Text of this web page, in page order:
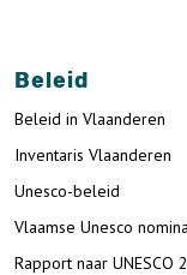
Beleid
Beleid in Vlaanderen
Inventaris Vlaanderen
Unesco-beleid
Vlaamse Unesco
Rapport naar UNESCO